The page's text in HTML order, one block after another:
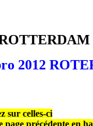
2012
sur celles-ci
précédente en